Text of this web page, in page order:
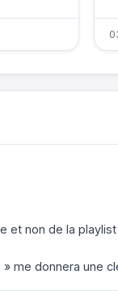
et non de la playlist
me donnera une